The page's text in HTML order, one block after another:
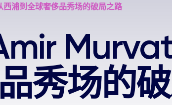
浦到全球奢侈品秀场的破局之路
秀场的